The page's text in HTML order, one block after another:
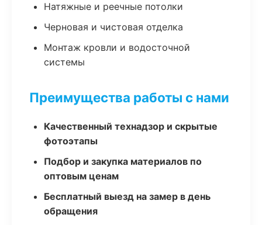
Натяжные и реечные потолки
Черновая и чистовая отделка
Монтаж кровли и водосточной
системы
Преимущества работы с нами
Качественный технадзор и скрытые
фотоэтапы
Подбор и закупка материалов по
оптовым ценам
Бесплатный выезд на замер в день
обращения